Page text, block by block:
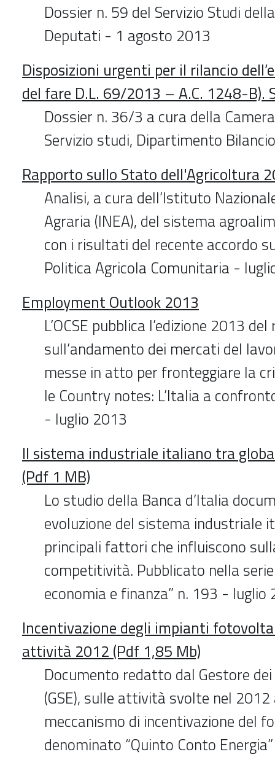
Dossier n. 59 del Servizio Studi
Deputati - 1 agosto 2013
Disposizioni urgenti per il rilancio
del fare D.L. 69/2013 – A.C. 1248-B).
Dossier n. 36/3 a cura della
Servizio studi, Dipartimento
Rapporto sullo Stato dell'Agricoltura
Analisi, a cura dell’Istituto
Agraria (INEA), del sistema
con i risultati del recente accordo
Politica Agricola Comunitaria -
Employment Outlook 2013
L’OCSE pubblica l’edizione 2013
sull’andamento dei mercati del
messe in atto per fronteggiare la
le Country notes: L’Italia a
- luglio 2013
Il sistema industriale italiano tra
(Pdf 1 MB)
Lo studio della Banca d’Italia
evoluzione del sistema industriale
principali fattori che influiscono
competitività. Pubblicato nella
economia e finanza” n. 193 - luglio
Incentivazione degli impianti
attività 2012 (Pdf 1,85 Mb)
Documento redatto dal Gestore
(GSE), sulle attività svolte nel
meccanismo di incentivazione del
denominato “Quinto Conto